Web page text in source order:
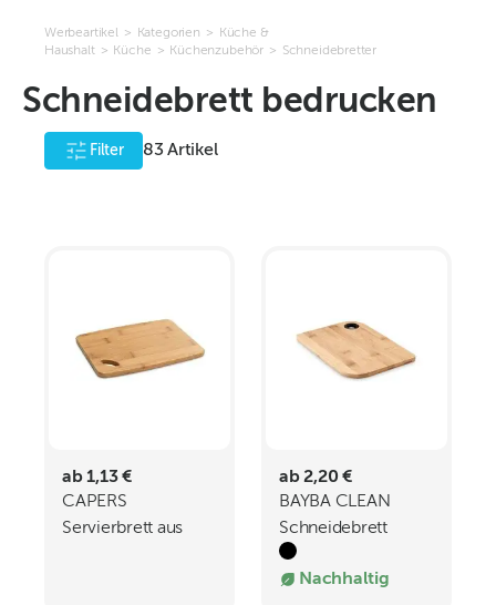
Werbeartikel > Kategorien >
Küche &
Haushalt > Küche > Küchenzubehör > Schneidebretter
Schneidebrett bedrucken
Filter 83 Artikel
ab 1,13 €
CAPERS
Servierbrett aus
ab 2,20 €
BAYBA CLEAN
Schneidebrett
Bambus
Nachhaltig